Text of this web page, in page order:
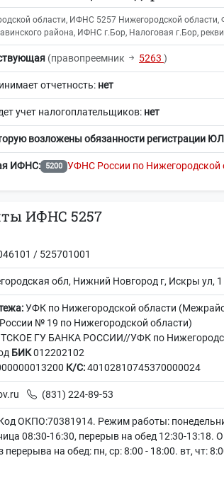
области, ИФНС 5257 Нижегородской
района, ИФНС г.Бор, Налоговая г.Бор,
(правопреемник 5263 )
отчетность: нет
учет налогоплательщиков: нет
возложены обязанности регистрации
ИФНС: 5200 УФНС России по Нижегородской
ИФНС 5257
/ 525701001
обл, Нижний Новгород г, Искры ул, 1
УФК по Нижегородской области
№ 19 по Нижегородской области)
ГУ БАНКА РОССИИ//УФК по
БИК012202102
К/С:40102810745370000024
(831) 224-89-53
ОКПО:70381914. Режим работы:
08:30-16:30, перерыв на обед 12:30-13:18.
перерыва на обед: пн, ср: 8:00 - 18:00. вт, чт: